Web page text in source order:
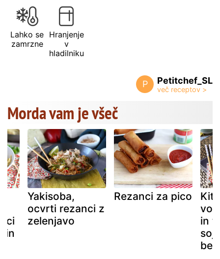
Lahko se
zamrzne
Hranjenje
v
hladilniku
P Petitchef_SL
Morda vam je všeč
in
Yakisoba,
ocvrti rezanci z
zelenjavo
Rezanci za pico
in